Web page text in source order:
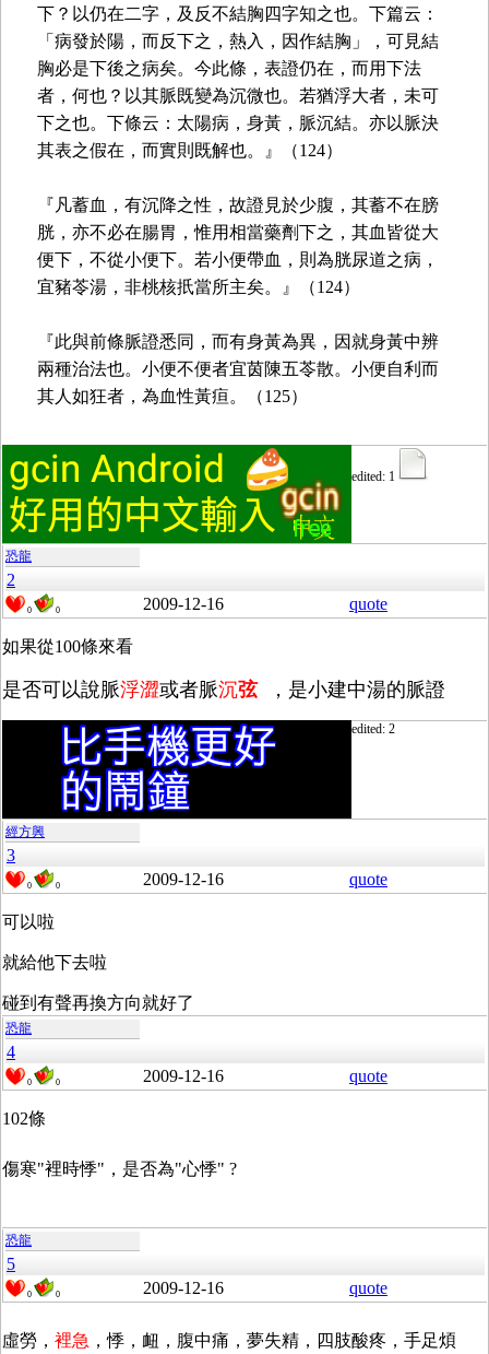
下？以仍在二字，及反不結胸四字知之也。下篇云：
「病發於陽，而反下之，熱入，因作結胸」，可見結
胸必是下後之病矣。今此條，表證仍在，而用下法
者，何也？以其脈既變為沉微也。若猶浮大者，未可
下之也。下條云：太陽病，身黃，脈沉結。亦以脈決
其表之假在，而實則既解也。』（124）
『凡蓄血，有沉降之性，故證見於少腹，其蓄不在膀
胱，亦不必在腸胃，惟用相當藥劑下之，其血皆從大
便下，不從小便下。若小便帶血，則為胱尿道之病，
宜豬苓湯，非桃核扺當所主矣。』（124）
『此與前條脈證悉同，而有身黃為異，因就身黃中辨
兩種治法也。小便不便者宜茵陳五苓散。小便自利而
其人如狂者，為血性黃疸。（125）
edited: 1
恐龍
2
0 0 2009-12-16 quote
如果從100條來看
是否可以說脈浮澀或者脈沉弦 ，是小建中湯的脈證
edited: 2
經方興
3
0 0 2009-12-16 quote
可以啦
就給他下去啦
碰到有聲再換方向就好了
恐龍
4
0 0 2009-12-16 quote
102條
傷寒"裡時悸"，是否為"心悸" ?
恐龍
5
0 0 2009-12-16 quote
虛勞， 裡急 ，悸，衄，腹中痛，夢失精，四肢酸疼，手足煩